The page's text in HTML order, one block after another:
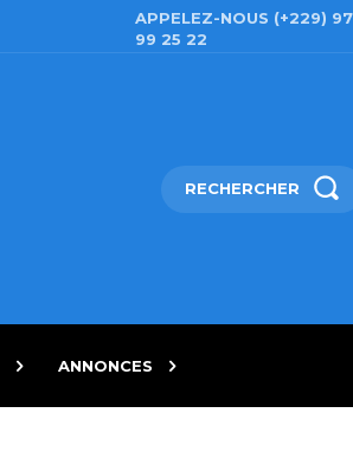
APPELEZ-NOUS (+229) 97
99 25 22
RECHERCHER
ANNONCES